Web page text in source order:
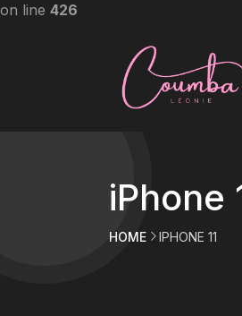
on line 426
iPhone
HOME IPHONE 11